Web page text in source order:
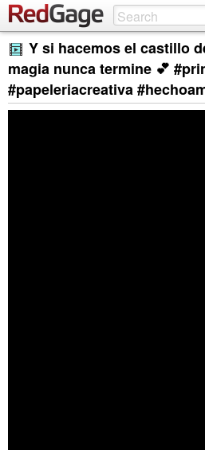
Y si hacemos el castillo
magia nunca termine 💕
#papeleriacreativa